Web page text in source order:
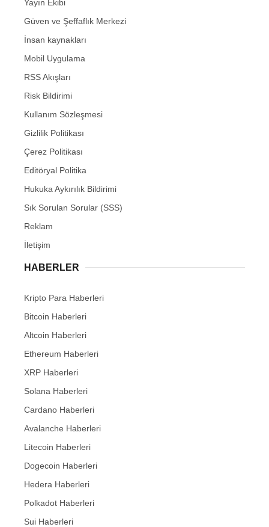
Yayın Ekibi
Güven ve Şeffaflık Merkezi
İnsan kaynakları
Mobil Uygulama
RSS Akışları
Risk Bildirimi
Kullanım Sözleşmesi
Gizlilik Politikası
Çerez Politikası
Editöryal Politika
Hukuka Aykırılık Bildirimi
Sık Sorulan Sorular (SSS)
Reklam
İletişim
HABERLER
Kripto Para Haberleri
Bitcoin Haberleri
Altcoin Haberleri
Ethereum Haberleri
XRP Haberleri
Solana Haberleri
Cardano Haberleri
Avalanche Haberleri
Litecoin Haberleri
Dogecoin Haberleri
Hedera Haberleri
Polkadot Haberleri
Sui Haberleri